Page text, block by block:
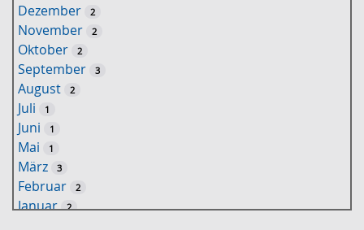
w
o
r
u
c
Dezember 2
November 2
Oktober 2
September 3
August 2
Juli 1
Juni 1
Mai 1
März 3
Februar 2
Januar 2